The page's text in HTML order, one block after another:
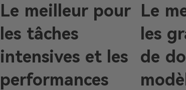
Le meilleur pour
les tâches
intensives et les
performances
Le
les
de